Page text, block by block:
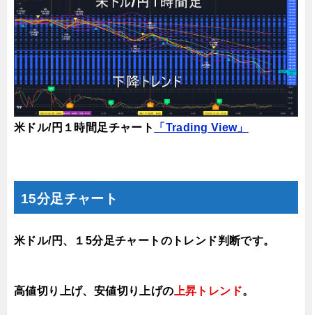
米ドル/円１時間足チャート 「Trading View」
15分足チャート
米ドル/円、１5分足チャートのトレンド判断です。
高値切り上げ、 安値切り上げの 上昇トレンド。